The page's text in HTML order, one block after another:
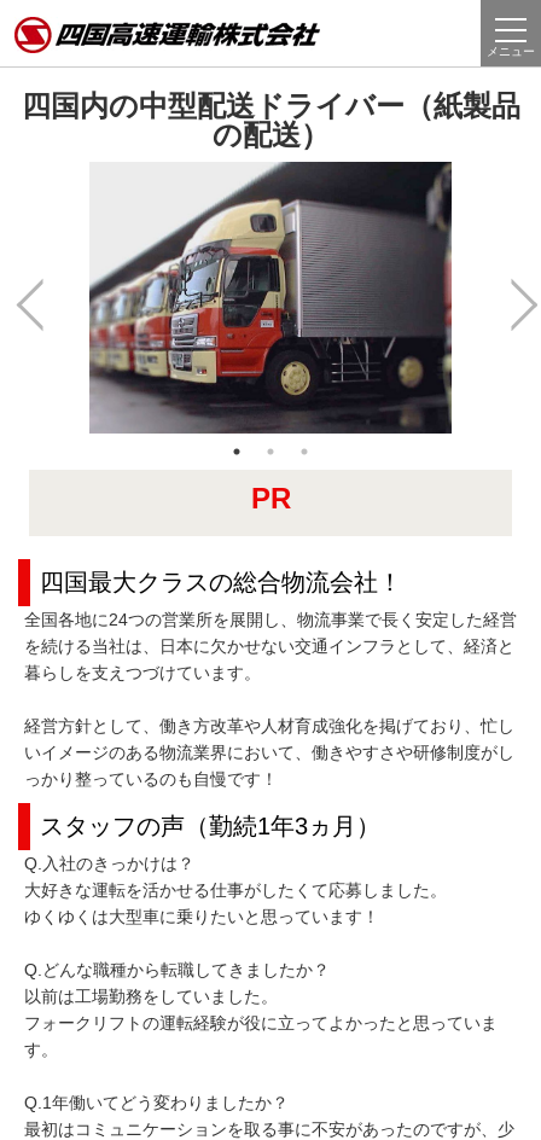
四国内の中型配送ドライバー（紙製品
の配送）
PR
四国最大クラスの総合物流会社！
全国各地に24つの営業所を展開し、物流事業で長く安定した経営
を続ける当社は、日本に欠かせない交通インフラとして、経済と
暮らしを支えつづけています。
経営方針として、働き方改革や人材育成強化を掲げており、忙し
いイメージのある物流業界において、働きやすさや研修制度がし
っかり整っているのも自慢です！
スタッフの声（勤続1年3ヵ月）
Q.入社のきっかけは？
大好きな運転を活かせる仕事がしたくて応募しました。
ゆくゆくは大型車に乗りたいと思っています！
Q.どんな職種から転職してきましたか？
以前は工場勤務をしていました。
フォークリフトの運転経験が役に立ってよかったと思っていま
す。
Q.1年働いてどう変わりましたか？
最初はコミュニケーションを取る事に不安があったのですが、少